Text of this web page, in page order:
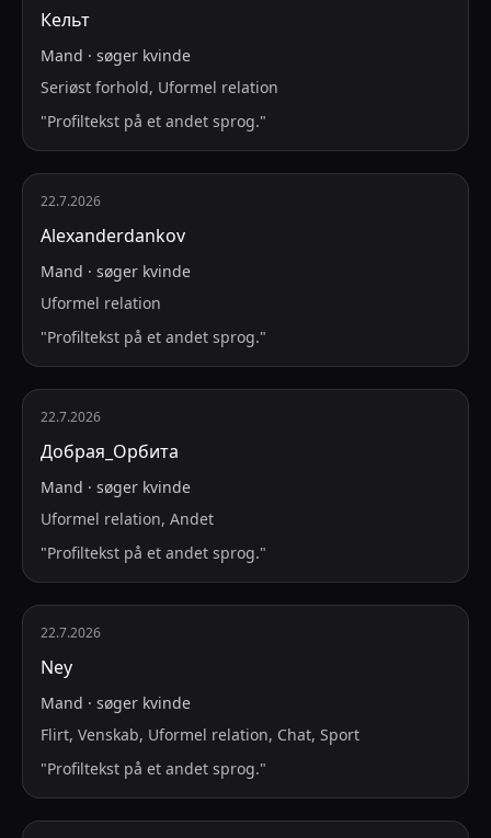
Кельт
Mand · søger kvinde
Seriøst forhold, Uformel relation
"Profiltekst på et andet sprog."
22.7.2026
Alexanderdankov
Mand · søger kvinde
Uformel relation
"Profiltekst på et andet sprog."
22.7.2026
Добрая_Орбита
Mand · søger kvinde
Uformel relation, Andet
"Profiltekst på et andet sprog."
22.7.2026
Ney
Mand · søger kvinde
Flirt, Venskab, Uformel relation, Chat, Sport
"Profiltekst på et andet sprog."